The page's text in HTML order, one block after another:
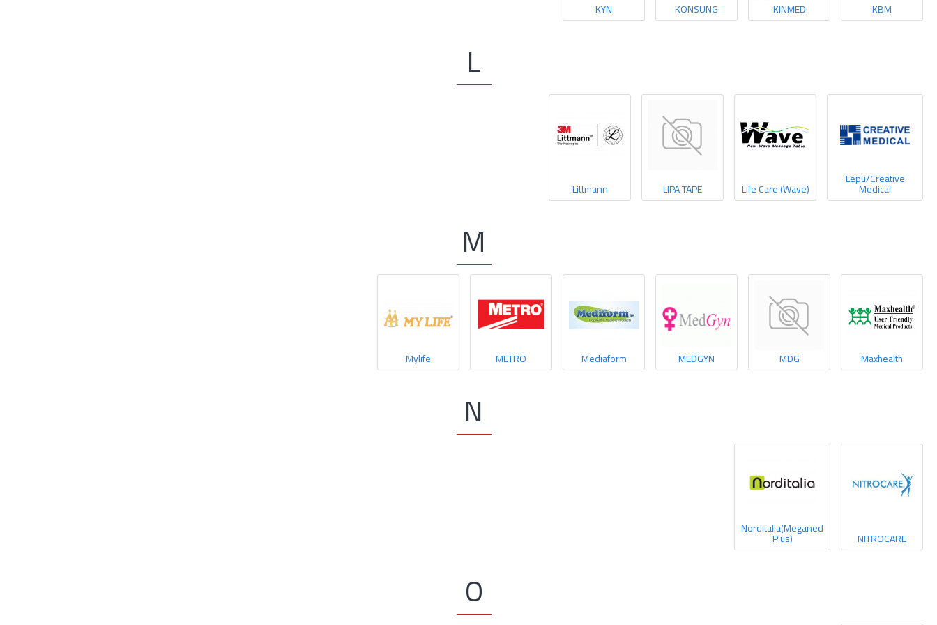
KBM
KINMED
KONSUNG
KYN
L
Lepu/Creative
Medical
Life Care (Wave)
LIPA TAPE
Littmann
M
Maxhealth
MDG
MEDGYN
Mediaform
METRO
Mylife
N
NITROCARE
Norditalia(Meganed
Plus)
O